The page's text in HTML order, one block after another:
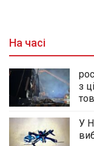
На часі
з
У